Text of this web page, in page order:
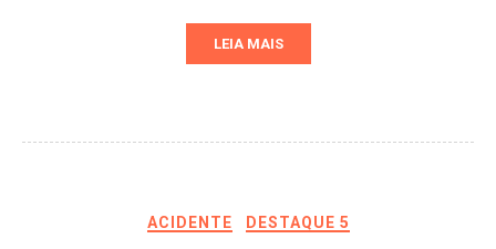
LEIA MAIS
ACIDENTE DESTAQUE 5